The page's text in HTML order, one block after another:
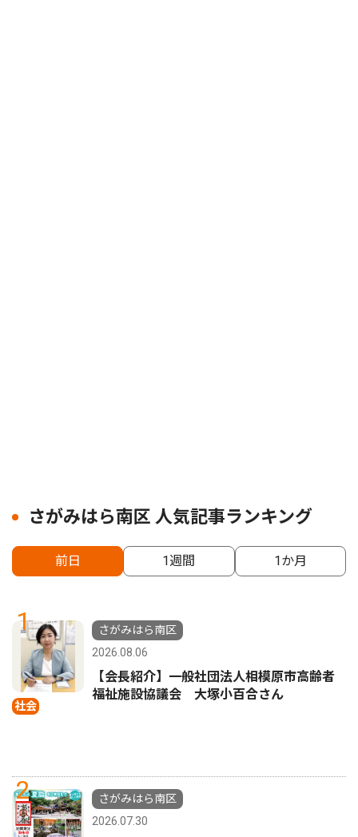
さがみはら南区 人気記事ランキング
前日 1週間 1か月
1
社会
さがみはら南区
2026.08.06
【会長紹介】一般社団法人相模原市高齢者
福祉施設協議会 大塚小百合さん
2
さがみはら南区
2026.07.30